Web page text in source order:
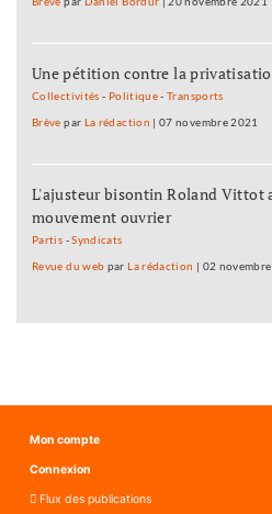
Une pétition contre la
Collectivités - Politique-Transports
Brève par La rédaction |07 novembre 2021
L'ajusteur bisontin Roland Vittot
mouvement ouvrier
Partis -Syndicats
Revue du web parLa rédaction | 02
Mon compte
Connexion
Flux des publications